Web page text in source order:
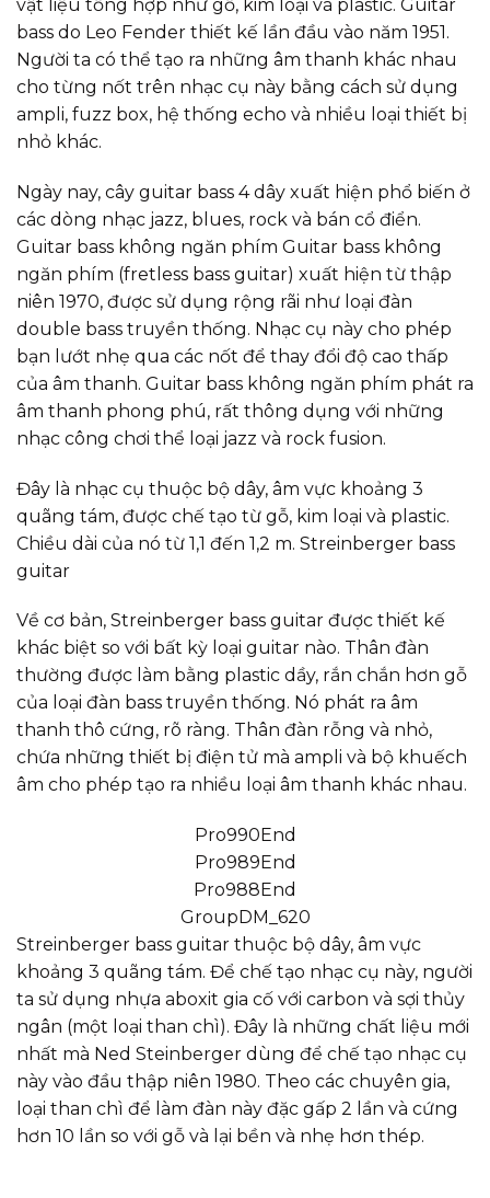
vật liệu tổng hợp như gỗ, kim loại và plastic. Guitar
bass do Leo Fender thiết kế lần đầu vào năm 1951.
Người ta có thể tạo ra những âm thanh khác nhau
cho từng nốt trên nhạc cụ này bằng cách sử dụng
ampli, fuzz box, hệ thống echo và nhiều loại thiết bị
nhỏ khác.
Ngày nay, cây guitar bass 4 dây xuất hiện phổ biến ở
các dòng nhạc jazz, blues, rock và bán cổ điển.
Guitar bass không ngăn phím Guitar bass không
ngăn phím (fretless bass guitar) xuất hiện từ thập
niên 1970, được sử dụng rộng rãi như loại đàn
double bass truyền thống. Nhạc cụ này cho phép
bạn lướt nhẹ qua các nốt để thay đổi độ cao thấp
của âm thanh. Guitar bass không ngăn phím phát ra
âm thanh phong phú, rất thông dụng với những
nhạc công chơi thể loại jazz và rock fusion.
Đây là nhạc cụ thuộc bộ dây, âm vực khoảng 3
quãng tám, được chế tạo từ gỗ, kim loại và plastic.
Chiều dài của nó từ 1,1 đến 1,2 m. Streinberger bass
guitar
Về cơ bản, Streinberger bass guitar được thiết kế
khác biệt so với bất kỳ loại guitar nào. Thân đàn
thường được làm bằng plastic dầy, rắn chắn hơn gỗ
của loại đàn bass truyền thống. Nó phát ra âm
thanh thô cứng, rõ ràng. Thân đàn rỗng và nhỏ,
chứa những thiết bị điện tử mà ampli và bộ khuếch
âm cho phép tạo ra nhiều loại âm thanh khác nhau.
Pro990End
Pro989End
Pro988End
GroupDM_620
Streinberger bass guitar thuộc bộ dây, âm vực
khoảng 3 quãng tám. Để chế tạo nhạc cụ này, người
ta sử dụng nhựa aboxit gia cố với carbon và sợi thủy
ngân (một loại than chì). Đây là những chất liệu mới
nhất mà Ned Steinberger dùng để chế tạo nhạc cụ
này vào đầu thập niên 1980. Theo các chuyên gia,
loại than chì để làm đàn này đặc gấp 2 lần và cứng
hơn 10 lần so với gỗ và lại bền và nhẹ hơn thép.